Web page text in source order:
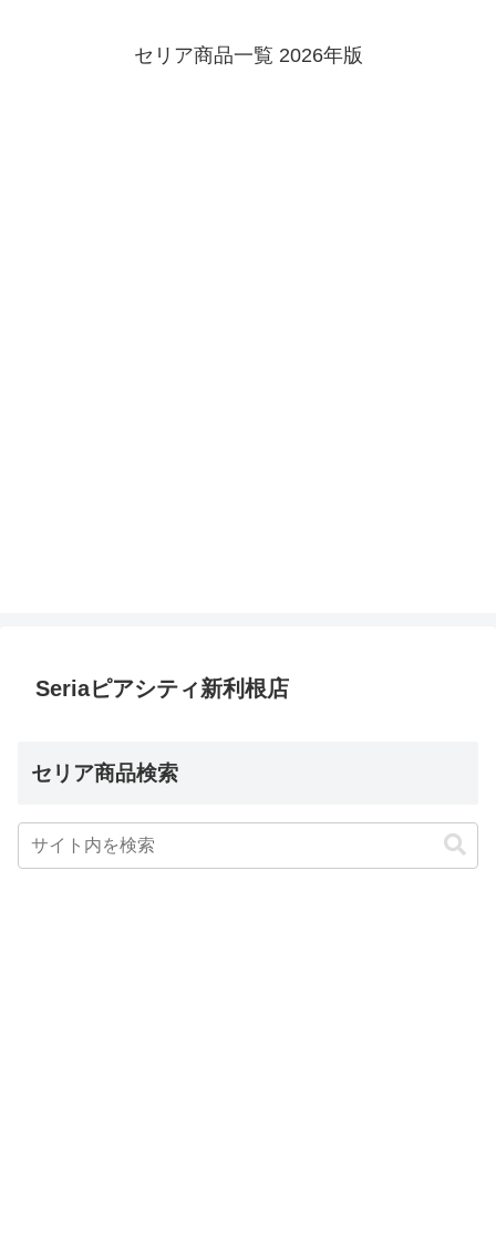
セリア商品一覧 2026年版
Seriaピアシティ新利根店
セリア商品検索